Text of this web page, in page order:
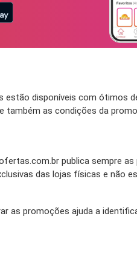
disponíveis com ótimos
as condições da
publica sempre
das lojas físicas e não
as promoções ajuda a